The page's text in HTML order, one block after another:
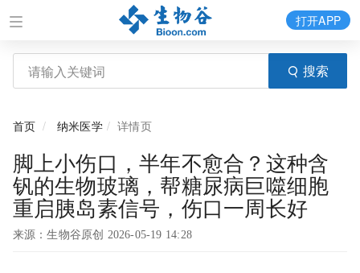
搜索
打开APP
首页 纳米医学 详情页
脚上小伤口，半年不愈合？这种含
钒的生物玻璃，帮糖尿病巨噬细胞
重启胰岛素信号，伤口一周长好
来源：生物谷原创 2026-05-19 14:28